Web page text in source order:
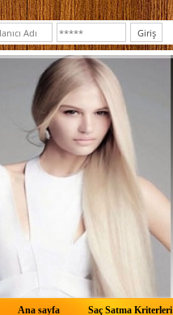
Ana sayfa Saç Satma Kriterleri